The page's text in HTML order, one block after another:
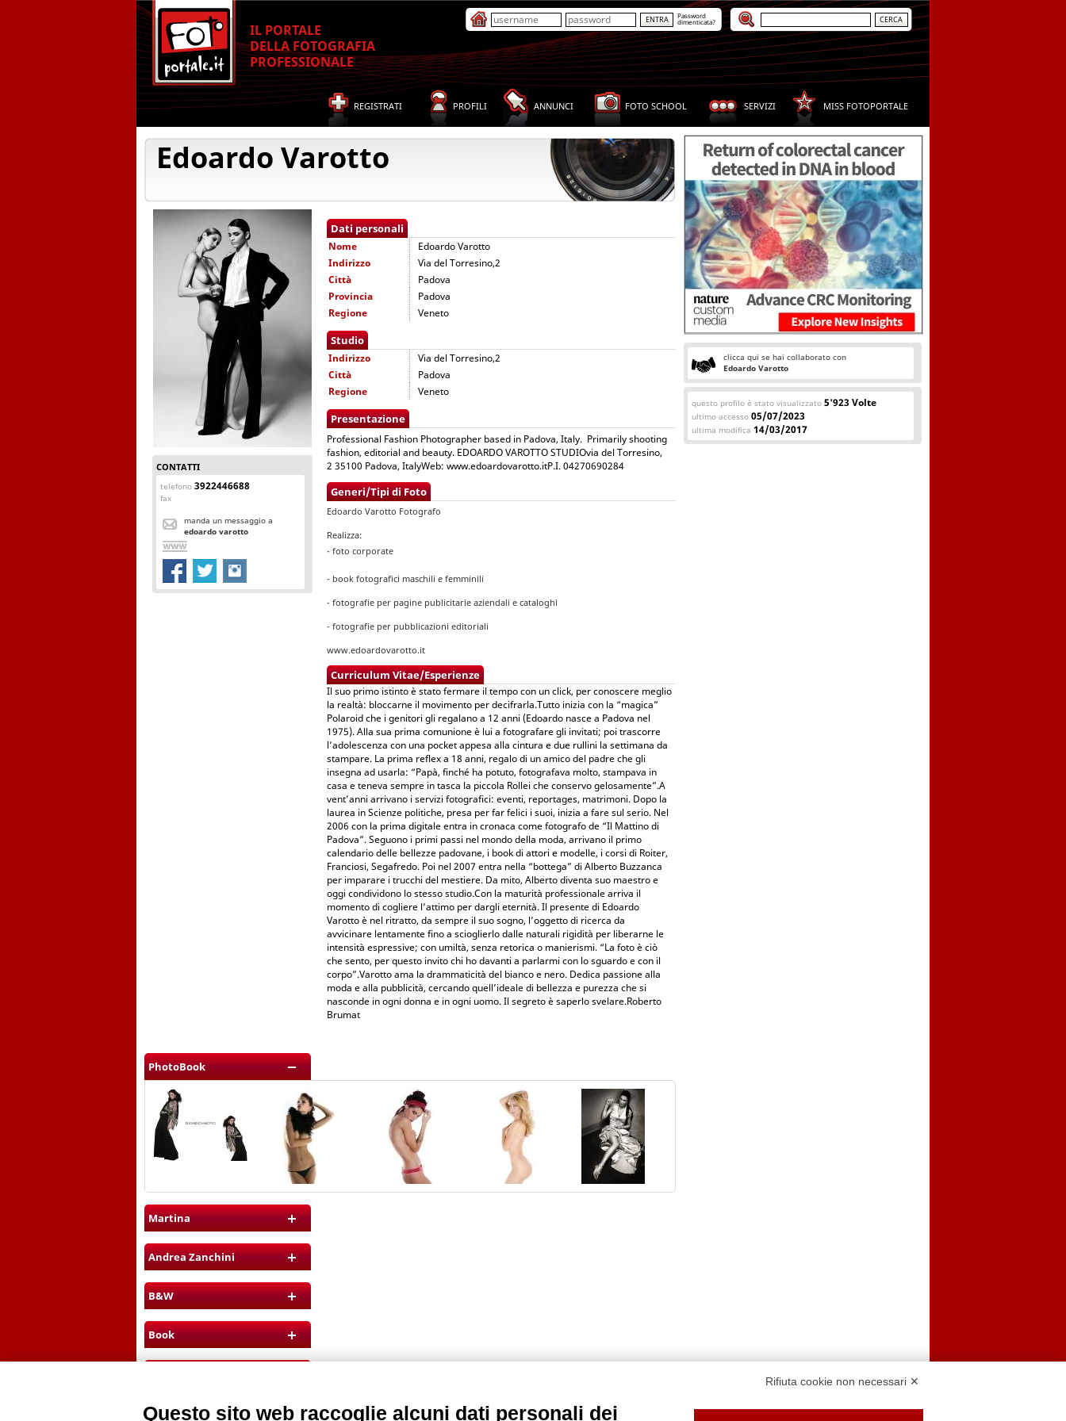
IL PORTALE
DELLA FOTOGRAFIA
PROFESSIONALE
Password
dimenticata?
REGISTRATI PROFILI ANNUNCI FOTO SCHOOL SERVIZI MISS FOTOPORTALE
Edoardo Varotto
CONTATTI
telefono 3922446688
fax
manda un messaggio a
edoardo varotto
Dati personali
Nome
Edoardo Varotto
Indirizzo
Via del Torresino,2
Città
Padova
Provincia
Padova
Regione
Veneto
Studio
Indirizzo
Via del Torresino,2
Città
Padova
Regione
Veneto
Presentazione
Professional Fashion Photographer based in Padova, Italy. Primarily shooting
fashion, editorial and beauty. EDOARDO VAROTTO STUDIOvia del Torresino,
2 35100 Padova, ItalyWeb: www.edoardovarotto.itP.I. 04270690284
Generi/Tipi di Foto
Edoardo Varotto Fotografo
Realizza:
- foto corporate
- book fotografici maschili e femminili
- fotografie per pagine publicitarie aziendali e cataloghi
- fotografie per pubblicazioni editoriali
www.edoardovarotto.it
Curriculum Vitae/Esperienze
Il suo primo istinto è stato fermare il tempo con un click, per conoscere meglio
la realtà: bloccarne il movimento per decifrarla.Tutto inizia con la “magica”
Polaroid che i genitori gli regalano a 12 anni (Edoardo nasce a Padova nel
1975). Alla sua prima comunione è lui a fotografare gli invitati; poi trascorre
l’adolescenza con una pocket appesa alla cintura e due rullini la settimana da
stampare. La prima reflex a 18 anni, regalo di un amico del padre che gli
insegna ad usarla: “Papà, finché ha potuto, fotografava molto, stampava in
casa e teneva sempre in tasca la piccola Rollei che conservo gelosamente”.A
vent’anni arrivano i servizi fotografici: eventi, reportages, matrimoni. Dopo la
laurea in Scienze politiche, presa per far felici i suoi, inizia a fare sul serio. Nel
2006 con la prima digitale entra in cronaca come fotografo de “Il Mattino di
Padova”. Seguono i primi passi nel mondo della moda, arrivano il primo
calendario delle bellezze padovane, i book di attori e modelle, i corsi di Roiter,
Franciosi, Segafredo. Poi nel 2007 entra nella “bottega” di Alberto Buzzanca
per imparare i trucchi del mestiere. Da mito, Alberto diventa suo maestro e
oggi condividono lo stesso studio.Con la maturità professionale arriva il
momento di cogliere l’attimo per dargli eternità. Il presente di Edoardo
Varotto è nel ritratto, da sempre il suo sogno, l’oggetto di ricerca da
avvicinare lentamente fino a scioglierlo dalle naturali rigidità per liberarne le
intensità espressive; con umiltà, senza retorica o manierismi. “La foto è ciò
che sento, per questo invito chi ho davanti a parlarmi con lo sguardo e con il
corpo”.Varotto ama la drammaticità del bianco e nero. Dedica passione alla
moda e alla pubblicità, cercando quell’ideale di bellezza e purezza che si
nasconde in ogni donna e in ogni uomo. Il segreto è saperlo svelare.Roberto
Brumat
PhotoBook
Martina
Andrea Zanchini
B&W
Book
clicca qui se hai collaborato con
Edoardo Varotto
questo profilo è stato visualizzato 5'923 Volte
ultimo accesso 05/07/2023
ultima modifica 14/03/2017
Rifiuta cookie non necessari ✕
Questo sito web raccoglie alcuni dati personali dei